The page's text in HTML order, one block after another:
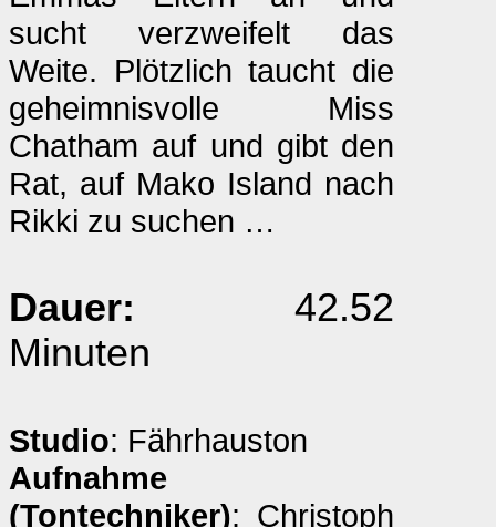
sucht verzweifelt das
Weite. Plötzlich taucht die
geheimnisvolle Miss
Chatham auf und gibt den
Rat, auf Mako Island nach
Rikki zu suchen …
Dauer: 42.52
Minuten
Studio: Fährhauston
Aufnahme
(Tontechniker): Christoph